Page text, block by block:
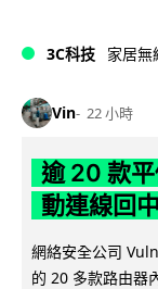
3C科技 家居無
Vin 22 小時
逾 20 款
動連線回
網絡安全公司
的 20 多款路由器